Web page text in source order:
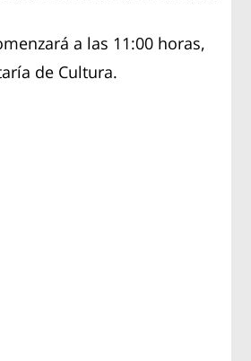
a las 11:00 horas,
de Cultura.